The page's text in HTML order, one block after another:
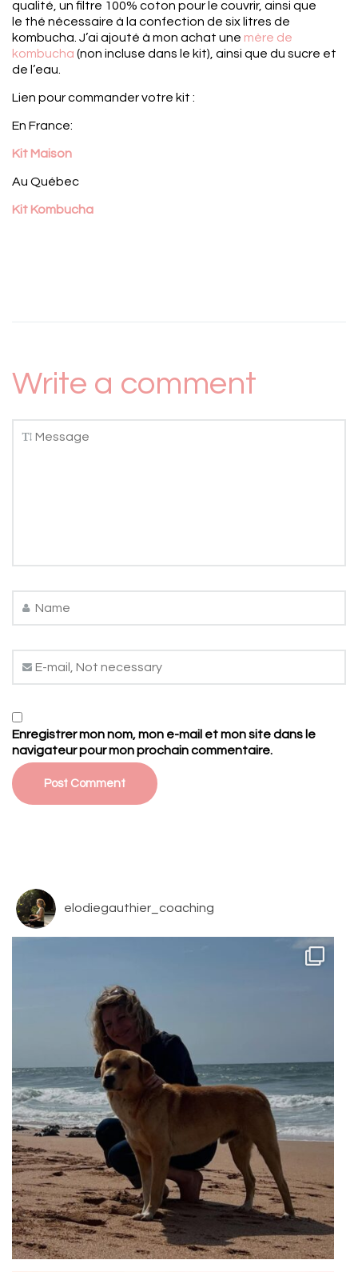
qualité, un filtre 100% coton pour le couvrir, ainsi que
le thé nécessaire à la confection de six litres de
kombucha. J’ai ajouté à mon achat une mère de
kombucha (non incluse dans le kit), ainsi que du sucre et
de l’eau.
Lien pour commander votre kit :
En France:
Kit Maison
Au Québec
Kit Kombucha
Write a comment
Enregistrer mon nom, mon e-mail et mon site dans le
navigateur pour mon prochain commentaire.
elodiegauthier_coaching